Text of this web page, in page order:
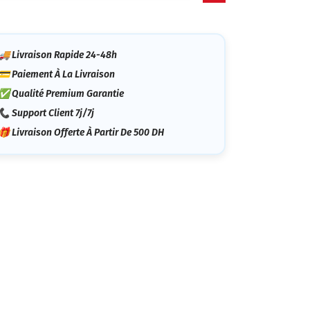
Livraison Rapide 24-48h
Paiement À La Livraison
Qualité Premium Garantie
Support Client 7j/7j
Livraison Offerte À Partir De 500 DH